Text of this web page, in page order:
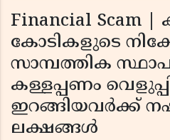
Financial Scam
കോടികളുടെ
സാമ്പത്തിക
കള്ളപ്പണം
ഇറങ്ങിയവര്‍ക്ക്
ലക്ഷങ്ങള്‍